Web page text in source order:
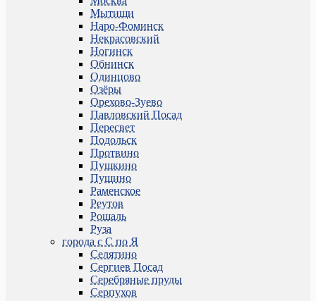
Мытищи
Наро-Фоминск
Некрасовский
Ногинск
Обнинск
Одинцово
Озёры
Орехово-Зуево
Павловский Посад
Пересвет
Подольск
Протвино
Пушкино
Пущино
Раменское
Реутов
Рошаль
Руза
города с С по Я
Селятино
Сергиев Посад
Серебряные пруды
Серпухов